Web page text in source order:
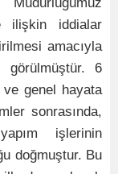
ilişkin iddialar
amacıyla
görülmüştür. 6
genel hayata
sonrasında,
işlerinin
doğmuştur. Bu